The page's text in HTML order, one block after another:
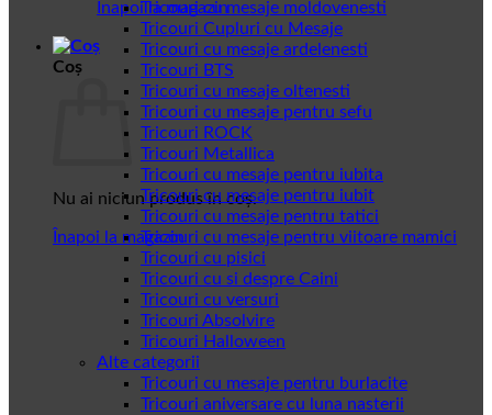
Înapoi la magazin
Coș
Nu ai niciun produs în coș.
Înapoi la magazin
Tricouri cu mesaje moldovenesti
Tricouri Cupluri cu Mesaje
Tricouri cu mesaje ardelenesti
Tricouri BTS
Tricouri cu mesaje oltenesti
Tricouri cu mesaje pentru sefu
Tricouri ROCK
Tricouri Metallica
Tricouri cu mesaje pentru iubita
Tricouri cu mesaje pentru iubit
Tricouri cu mesaje pentru tatici
Tricouri cu mesaje pentru viitoare mamici
Tricouri cu pisici
Tricouri cu si despre Caini
Tricouri cu versuri
Tricouri Absolvire
Tricouri Halloween
Alte categorii
Tricouri cu mesaje pentru burlacite
Tricouri aniversare cu luna nasterii